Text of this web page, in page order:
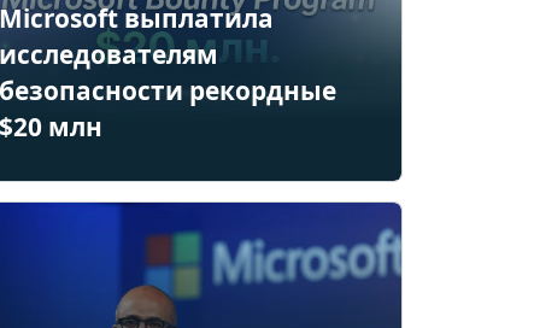
Microsoft выплатила
исследователям
безопасности рекордные
$20 млн